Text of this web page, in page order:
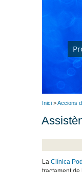
Inici >Accions
LaClínica